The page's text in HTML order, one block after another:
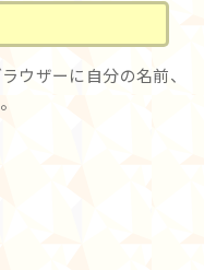
ウザーに自分の名前、